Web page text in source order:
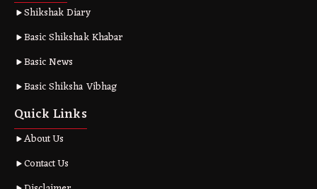
Shikshak Diary
Basic Shikshak Khabar
Basic News
Basic Shiksha Vibhag
Quick Links
About Us
Contact Us